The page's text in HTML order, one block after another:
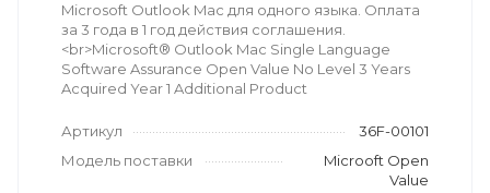
Microsoft Outlook Mac для одного языка. Оплата
за 3 года в 1 год действия соглашения.
<br>Microsoft® Outlook Mac Single Language
Software Assurance Open Value No Level 3 Years
Acquired Year 1 Additional Product
Артикул
36F-00101
Модель поставки
Microoft Open
Value